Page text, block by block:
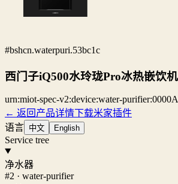
#bshcn.waterpuri.53bc1c
西门子iQ500水玲珑Pro冰热嵌饮机
urn:miot-spec-v2:device:water-
← 返回产品详情下载米家插件
语言 中文 English
Service tree
净水器
#2 · water-purifier